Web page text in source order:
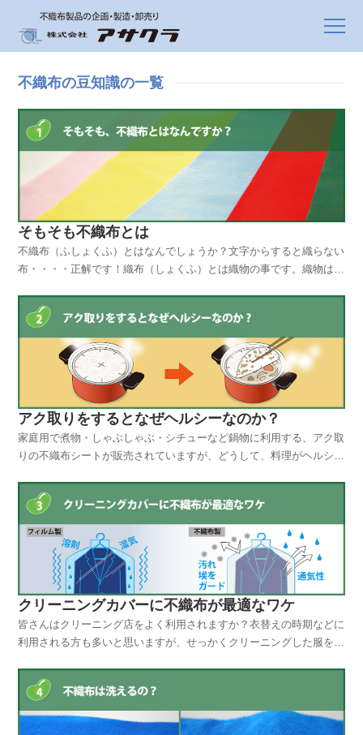
不織布の豆知識の一覧
そもそも不織布とは
不織布（ふしょくふ）とはなんでしょうか？文字からすると織らない
布・・・・正解です！織布（しょくふ）とは織物の事です。織物は縦
られたり編まれたりします。また、織り方により、平織・綾織・模沙
織などがあり、編物はジャガード・トリコットなどが代表...
アク取りをするとなぜヘルシーなのか？
家庭用で煮物・しゃぶしゃぶ・シチューなど鍋物に利用する、アク取
りの不織布シートが販売されていますが、どうして、料理がヘルシー
で出来ています。ポリプロピレンの繊維は自重の約21倍の油を吸着
します。その特徴を利用して、肉や魚から出る余分な脂肪...
クリーニングカバーに不織布が最適なワケ
皆さんはクリーニング店をよく利用されますか？衣替えの時期などに
利用される方も多いと思いますが、せっかくクリーニングした服をタ
が生えていた・・・なんてご経験はありませんか？クリーニング業界
の認識では、あくまでも現在のフィルム製のカバーはお客...